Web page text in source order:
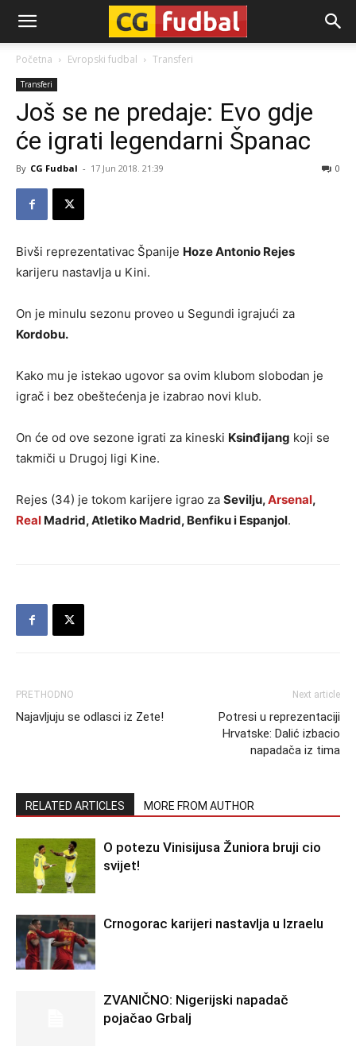
CG-
Fudbal
Početna Evropski fudbal Transferi
Transferi
Još se ne predaje: Evo gdje
će igrati legendarni Španac
By CG Fudbal - 17 Jun 2018. 21:39 0
Bivši reprezentativac Španije Hoze Antonio Rejes
karijeru nastavlja u Kini.
On je minulu sezonu proveo u Segundi igrajući za
Kordobu.
Kako mu je istekao ugovor sa ovim klubom slobodan je
igrač i bez obeštećenja je izabrao novi klub.
On će od ove sezone igrati za kineski Ksinđijang koji se
takmiči u Drugoj ligi Kine.
Rejes (34) je tokom karijere igrao za Sevilju,Arsenal,
Real Madrid, Atletiko Madrid, Benfiku i Espanjol.
PRETHODNO
Najavljuju se odlasci iz Zete!
Next article
Potresi u reprezentaciji
Hrvatske: Dalić izbacio
napadača iz tima
RELATED ARTICLES MORE FROM AUTHOR
O potezu Vinisijusa Žuniora bruji cio
svijet!
Crnogorac karijeri nastavlja u Izraelu
ZVANIČNO: Nigerijski napadač
pojačao Grbalj